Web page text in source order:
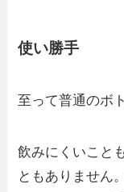
使い勝手
至って普通のボ
飲みにくいこと
ともありません